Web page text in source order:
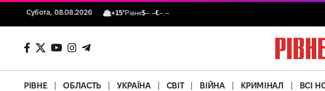
Субота, 08.08.2026 +15°Рівне$--.--€--.--
РІВНЕ ОБЛАСТЬ УКРАЇНА СВІТ ВІЙНА КРИМІНАЛ ВСІ